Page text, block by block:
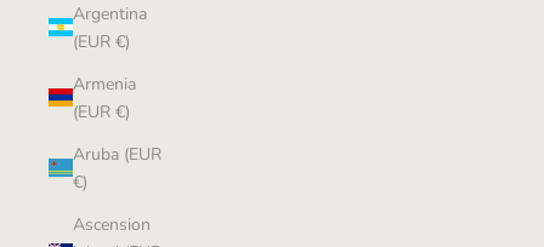
Argentina
(EUR €)
Armenia
(EUR €)
Aruba (EUR
€)
Ascension